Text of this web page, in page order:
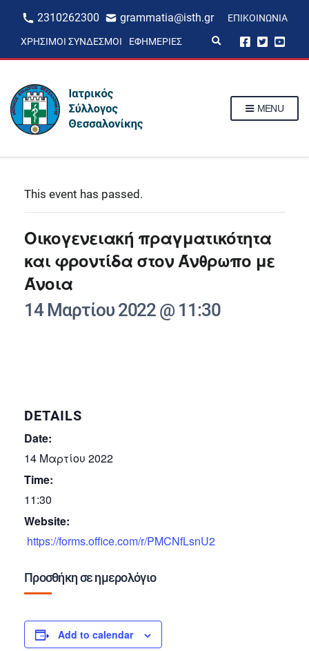
2310262300 grammatia@isth.gr ΕΠΙΚΟΙΝΩΝΊΑ
ΧΡΉΣΙΜΟΙ ΣΎΝΔΕΣΜΟΙ ΕΦΗΜΕΡΊΕΣ
p
MENU
This event has passed.
Οικογενειακή πραγματικότητα
και φροντίδα στον Άνθρωπο με
Άνοια
14 Μαρτίου 2022 @ 11:30
DETAILS
Date:
14 Μαρτίου 2022
Time:
11:30
Website:
https://forms.office.com/r/PMCNfLsnU2
Προσθήκη σε ημερολόγιο
Add to calendar